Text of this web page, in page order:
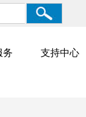
务 支持中心